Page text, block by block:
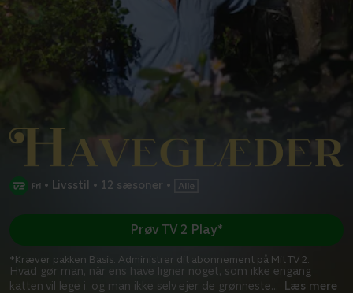
• Livsstil • 12 sæsoner •
Hvad gør man, når ens have ligner noget, som ikke engang
katten vil lege i, og man ikke selv ejer de grønneste... Læs mere
Prøv TV 2 Play*
*Kræver pakken Basis. Administrer dit abonnement på Mit TV 2.